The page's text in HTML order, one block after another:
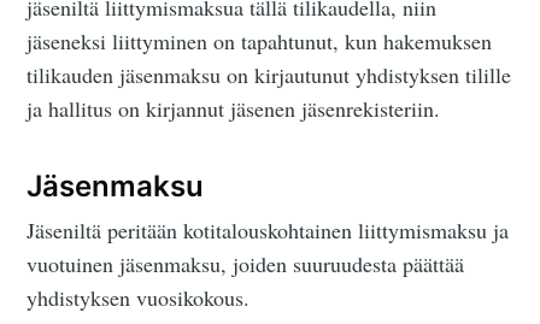
jäseniltä liittymismaksua tällä tilikaudella, niin
jäseneksi liittyminen on tapahtunut, kun hakemuksen
tilikauden jäsenmaksu on kirjautunut yhdistyksen tilille
ja hallitus on kirjannut jäsenen jäsenrekisteriin.
Jäsenmaksu
Jäseniltä peritään kotitalouskohtainen liittymismaksu ja
vuotuinen jäsenmaksu, joiden suuruudesta päättää
yhdistyksen vuosikokous.